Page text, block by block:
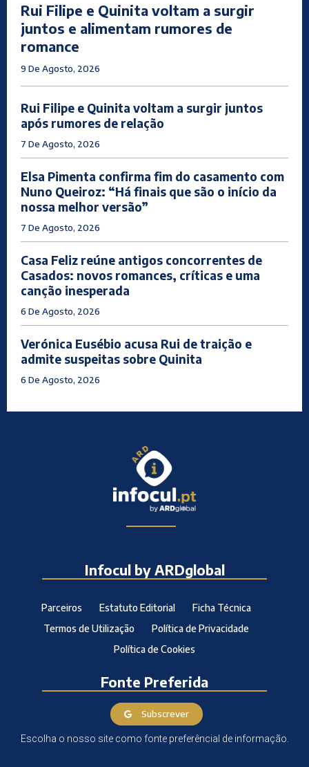
Rui Filipe e Quinita voltam a surgir
juntos e alimentam rumores de
romance
9 De Agosto, 2026
Rui Filipe e Quinita voltam a surgir juntos
após rumores de relação
7 De Agosto, 2026
Elsa Pimenta confirma fim do casamento com
Nuno Queiroz: “Há finais que são o início da
nossa melhor versão”
7 De Agosto, 2026
Casa Feliz reúne antigos concorrentes de
Casados: novos romances, críticas e uma
canção inesperada
6 De Agosto, 2026
Verónica Eusébio acusa Rui de traição e
admite suspeitas sobre Quinita
6 De Agosto, 2026
Infocul by ARDglobal
Parceiros Estatuto Editorial
Ficha Técnica
Termos de Utilização
Política de Privacidade
Política de Cookies
Fonte Preferida
Subscrever
Escolha o nosso site como fonte preferêncial de informação.